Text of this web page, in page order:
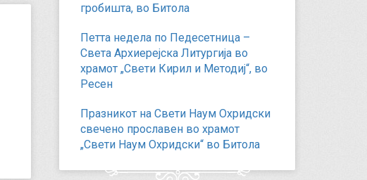
гробишта, во Битола
Петта недела по Педесетница –
Света Архиерејска Литургија во
храмот „Свети Кирил и Методиј“, во
Ресен
Празникот на Свети Наум Охридски
свечено прославен во храмот
„Свети Наум Охридски“ во Битола